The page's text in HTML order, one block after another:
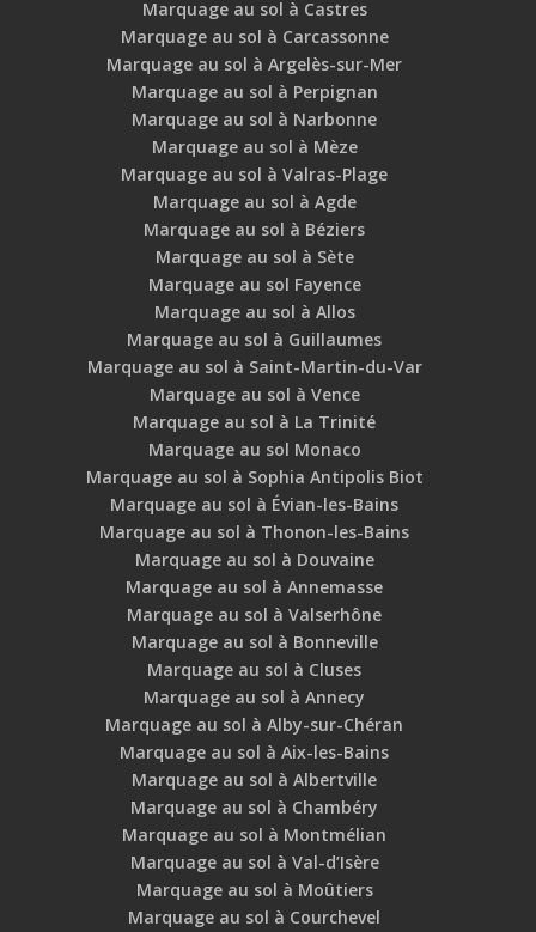
Marquage au sol à Castres
Marquage au sol à Carcassonne
Marquage au sol à Argelès-sur-Mer
Marquage au sol à Perpignan
Marquage au sol à Narbonne
Marquage au sol à Mèze
Marquage au sol à Valras-Plage
Marquage au sol à Agde
Marquage au sol à Béziers
Marquage au sol à Sète
Marquage au sol Fayence
Marquage au sol à Allos
Marquage au sol à Guillaumes
Marquage au sol à Saint-Martin-du-Var
Marquage au sol à Vence
Marquage au sol à La Trinité
Marquage au sol Monaco
Marquage au sol à Sophia Antipolis Biot
Marquage au sol à Évian-les-Bains
Marquage au sol à Thonon-les-Bains
Marquage au sol à Douvaine
Marquage au sol à Annemasse
Marquage au sol à Valserhône
Marquage au sol à Bonneville
Marquage au sol à Cluses
Marquage au sol à Annecy
Marquage au sol à Alby-sur-Chéran
Marquage au sol à Aix-les-Bains
Marquage au sol à Albertville
Marquage au sol à Chambéry
Marquage au sol à Montmélian
Marquage au sol à Val-d’Isère
Marquage au sol à Moûtiers
Marquage au sol à Courchevel